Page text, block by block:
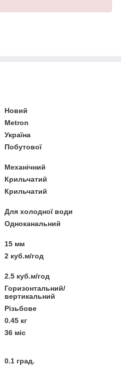
Новий
Metron
Україна
Побутової
Механічний
Крильчатий
Крильчатий
Для холодної води
Одноканальний
15 мм
2 куб.м/год
2.5 куб.м/год
Горизонтальний/
вертикальний
Різьбове
0.45 кг
36 міс
0.1 град.